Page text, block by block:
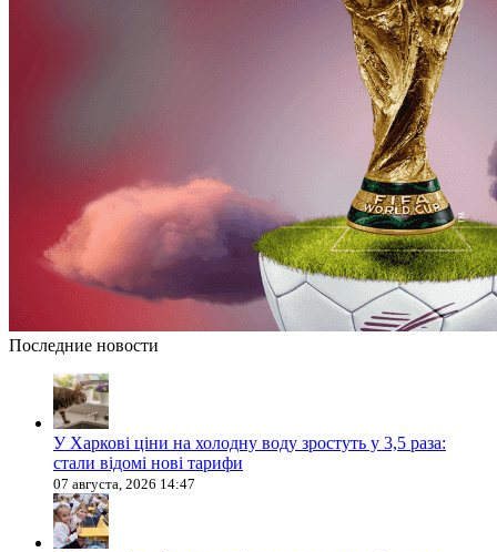
Последние новости
У Харкові ціни на холодну воду зростуть у 3,5 раза:
стали відомі нові тарифи
07 августа, 2026 14:47